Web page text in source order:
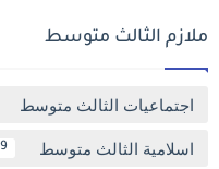
ملازم الثالث متوسط
اجتماعيات الثالث متوسط
اسلامية الثالث متوسط 9